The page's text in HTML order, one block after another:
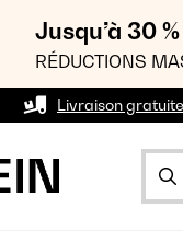
Jusqu’à 30
RÉDUCTIONS
Livraison